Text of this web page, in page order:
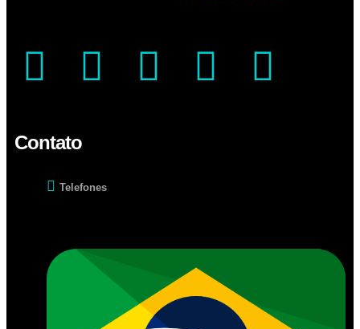
Contato
Telefones